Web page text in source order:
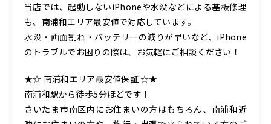
当店では、起動しないiPhoneや水没などによる基板修理
も、南浦和エリア最安値で対応しています。
水没・画面割れ・バッテリーの減りが早いなど、iPhone
のトラブルでお困りの際は、お気軽にご相談ください！
★☆ 南浦和エリア最安値保証 ☆★
南浦和駅から徒歩5分ほどです！
さいたま市南区内にお住まいの方はもちろん、南浦和近